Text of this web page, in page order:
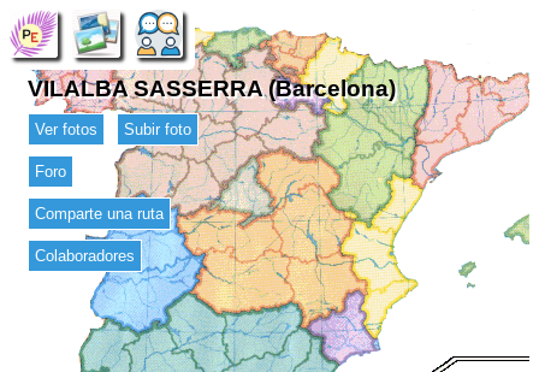
VILALBA SASSERRA (Barcelona)
Ver fotos Subir foto
Foro
Comparte una ruta
Colaboradores